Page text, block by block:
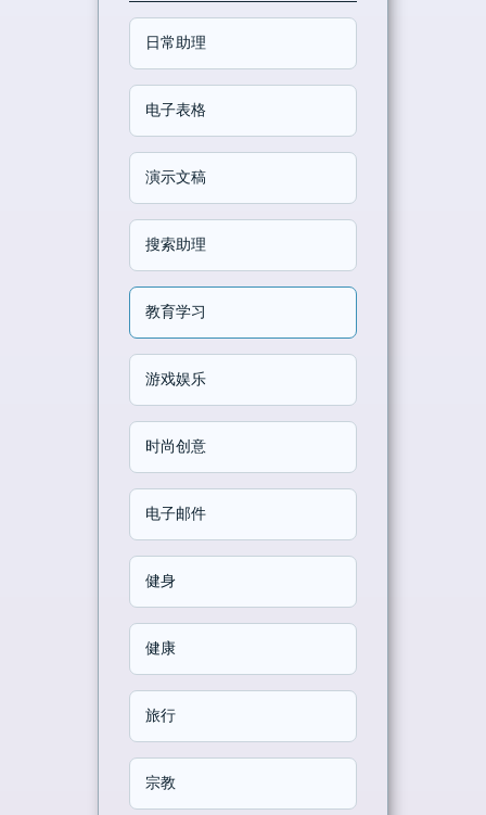
日常助理
电子表格
演示文稿
搜索助理
教育学习
游戏娱乐
时尚创意
电子邮件
健身
健康
旅行
宗教